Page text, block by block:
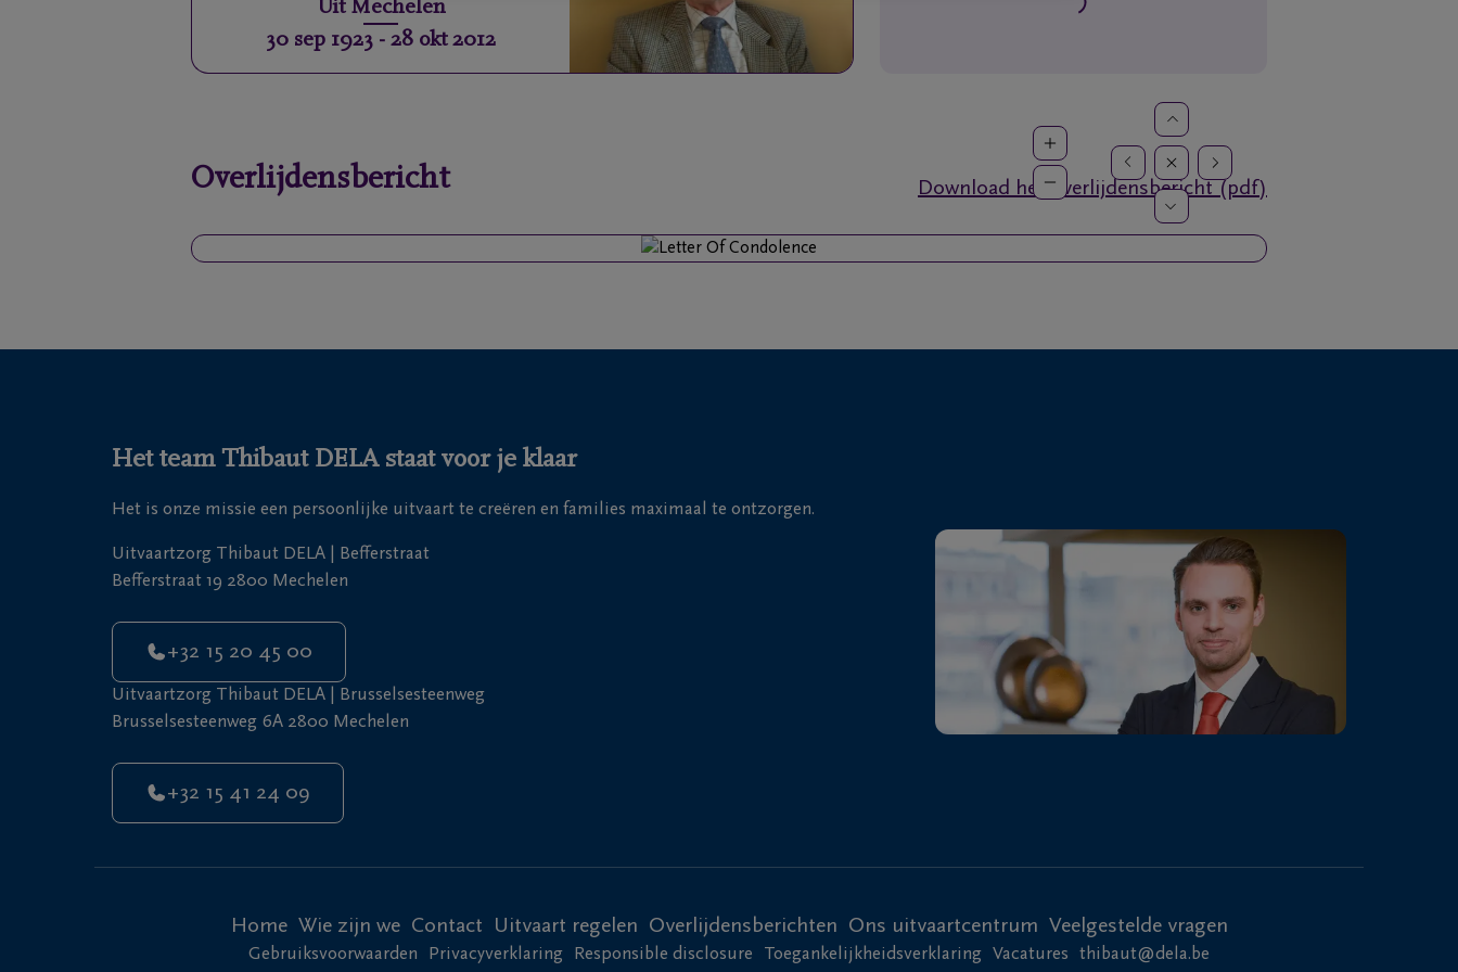
Uit Mechelen
30 sep 1923 -28 okt 2012
Overlijdensbericht Download het overlijdensbericht (pdf)
Het team Thibaut DELA staat voor je klaar
Het is onze missie een persoonlijke uitvaart te creëren en families maximaal te ontzorgen.
Uitvaartzorg Thibaut DELA | Befferstraat
Befferstraat 19 2800 Mechelen
+32 15 20 45 00
Uitvaartzorg Thibaut DELA | Brusselsesteenweg
Brusselsesteenweg 6A 2800 Mechelen
+32 15 41 24 09
Home Wie zijn we Contact Uitvaart regelen Overlijdensberichten Ons uitvaartcentrum Veelgestelde vragen
Gebruiksvoorwaarden Privacyverklaring Responsible disclosure Toegankelijkheidsverklaring Vacatures thibaut@dela.be